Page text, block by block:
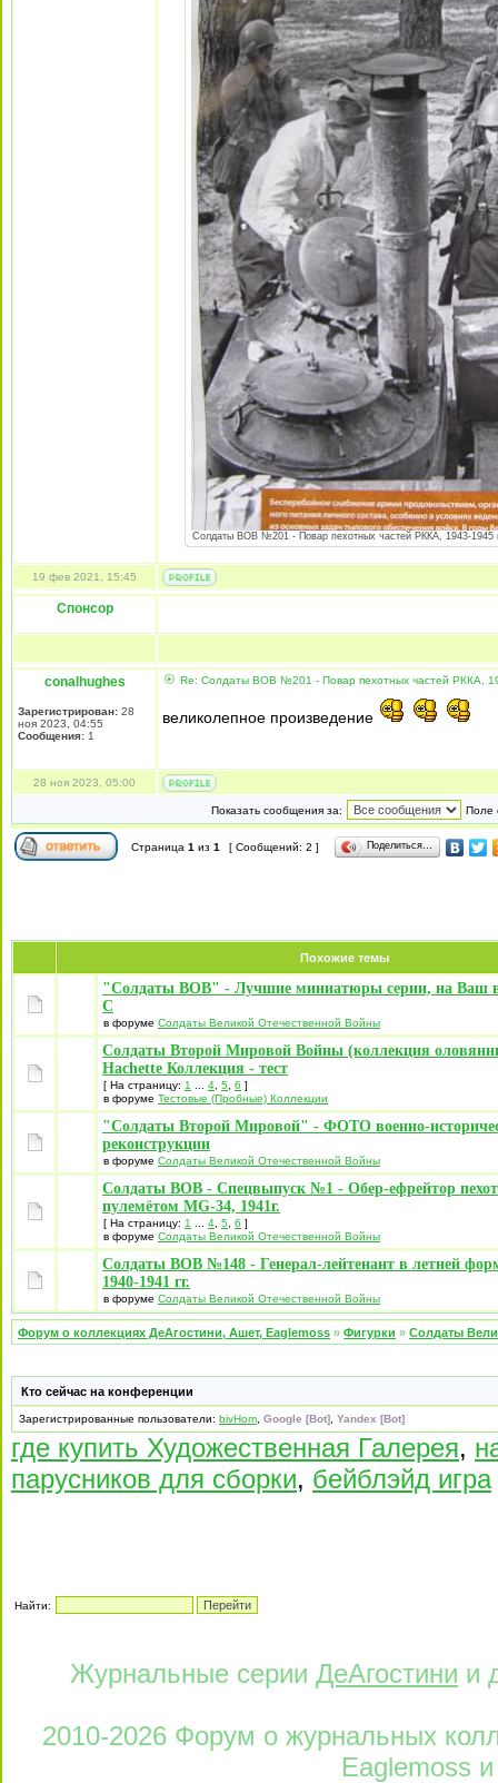
Солдаты ВОВ №201 - Повар пехотных частей РККА, 1943-1945
19 фев 2021, 15:45
Спонсор
conalhughes
Зарегистрирован: 28
ноя 2023, 04:55
Сообщения: 1
Re: Солдаты ВОВ №201 - Повар пехотных частей РККА,
великолепное произведение
28 ноя 2023, 05:00
Показать сообщения за: Поле
Страница 1 из 1 [ Сообщений: 2 ] Поделиться…
Похожие темы
"Солдаты ВОВ" - Лучшие миниатюры серии, на Ваш
С
в форуме Солдаты Великой Отечественной Войны
Солдаты Второй Мировой Войны (коллекция
Hachette Коллекция - тест
[ На страницу: 1 4 5 6 ]
в форуме Тестовые (Пробные) Коллекции
"Солдаты Второй Мировой" - ФОТО военно-
реконструкции
в форуме Солдаты Великой Отечественной Войны
Солдаты ВОВ - Спецвыпуск №1 - Обер-ефрейтор
пулемётом MG-34, 1941г.
[ На страницу: 1 4 5 6 ]
в форуме Солдаты Великой Отечественной Войны
Солдаты ВОВ №148 - Генерал-лейтенант в летней
1940-1941 гг.
в форуме Солдаты Великой Отечественной Войны
Форум о коллекциях ДеАгостини, Ашет, Eaglemoss » Фигурки » Солдаты
Кто сейчас на конференции
Зарегистрированные пользователи: bivHom Google [Bot] Yandex [Bot]
где купить Художественная Галерея,
парусников для сборки, бейблэйд игра
Найти:
Журнальные серии ДеАгостини и
2010-2026 Форум о журнальных
Eaglemoss и